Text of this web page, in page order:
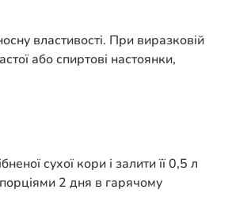
властивості. При виразковій
або спиртові настоянки,
сухої кори і залити її 0,5 л
2 дня в гарячому